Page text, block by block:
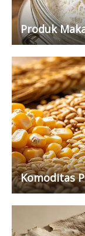
Produk
Komoditas